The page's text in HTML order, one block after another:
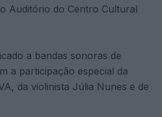
Auditório do Centro Cultural
a bandas sonoras de
a participação especial da
da violinista Júlia Nunes e de